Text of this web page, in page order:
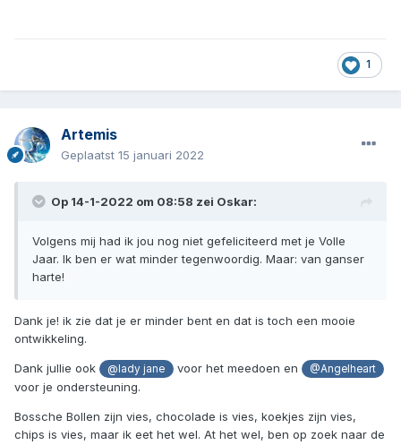
1
Artemis
Geplaatst 15 januari 2022
Op 14-1-2022 om 08:58 zei Oskar:
Volgens mij had ik jou nog niet gefeliciteerd met je Volle
Jaar. Ik ben er wat minder tegenwoordig. Maar: van ganser
harte!
Dank je! ik zie dat je er minder bent en dat is toch een mooie
ontwikkeling.
Dank jullie ook @lady jane voor het meedoen en @Angelheart
voor je ondersteuning.
Bossche Bollen zijn vies, chocolade is vies, koekjes zijn vies,
chips is vies, maar ik eet het wel. At het wel, ben op zoek naar de